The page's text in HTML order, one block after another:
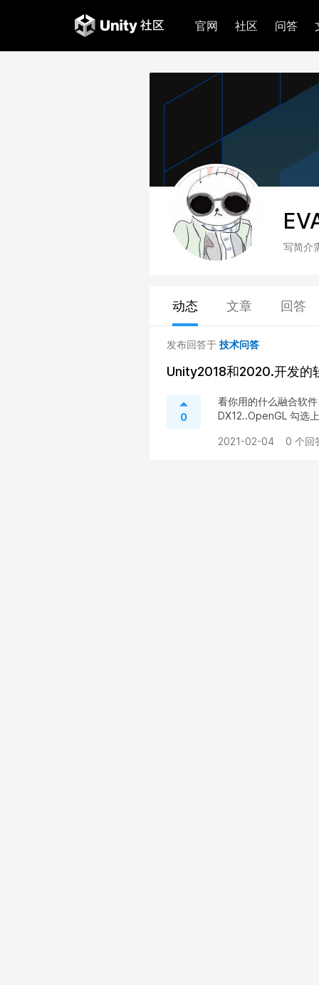
官网 社区 问答
写简介
动态 文章 回答
发布回答于 技术问答
Unity2018和2020.开发的
0
看你用的什么融合软
DX12..OpenGL 勾选上
2021-02-04 0 个回